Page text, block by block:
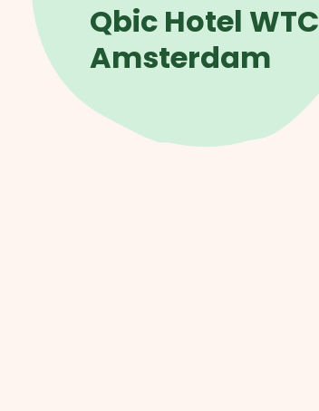
Qbic Hotel WTC
Amsterdam